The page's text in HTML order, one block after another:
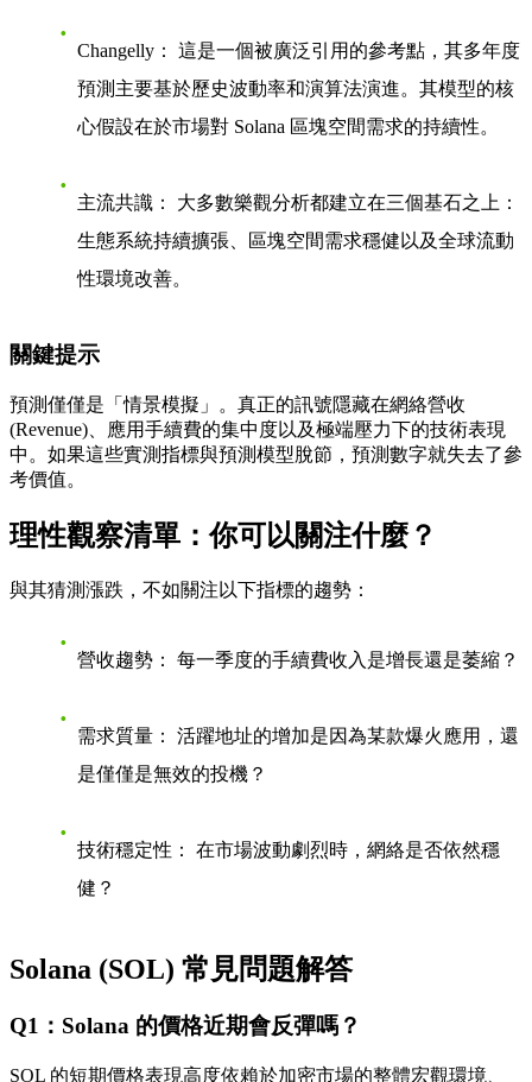
Changelly：
這是一個被廣泛引用的參考點，其多年度
預測主要基於歷史波動率和演算法演進。其模型的核
心假設在於市場對 Solana 區塊空間需求的持續性。
主流共識：
大多數樂觀分析都建立在三個基石之上：
生態系統持續擴張、 區塊空間需求穩健以及全球流動
性環境改善。
關鍵提示
預測僅僅是「情景模擬」。真正的訊號隱藏在網絡營收
(Revenue)
應用手續費的集中度以及極端壓力下的技術表現
中。如果這些實測指標與預測模型脫節，預測數字就失去了參
考價值。
理性觀察清單：你可以關注什麼？
與其猜測漲跌，不如關注以下指標的趨勢：
營收趨勢： 每一季度的手續費收入是增長還是萎縮？
需求質量：
活躍地址的增加是因為某款爆火應用，還
是僅僅是無效的投機？
技術穩定性：
在市場波動劇烈時，網絡是否依然穩
健？
Solana (SOL) 常見問題解答
Q1：Solana 的價格近期會反彈嗎？
SOL 的短期價格表現高度依賴於加密市場的整體宏觀環境、